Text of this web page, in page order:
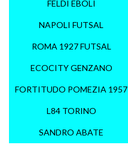
FELDI EBOLI
NAPOLI FUTSAL
ROMA 1927 FUTSAL
ECOCITY GENZANO
FORTITUDO POMEZIA 1957
L84 TORINO
SANDRO ABATE